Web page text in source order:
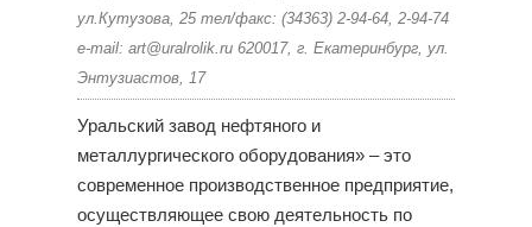
ул.Кутузова, 25 тел/факс: (34363) 2-94-64, 2-94-74
e-mail: art@uralrolik.ru 620017, г. Екатеринбург, ул.
Энтузиастов, 17
Уральский завод нефтяного и
металлургического оборудования» – это
современное производственное предприятие,
осуществляющее свою деятельность по